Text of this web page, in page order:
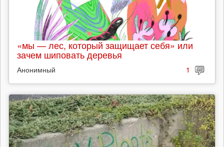
«мы — лес, который защищает себя» или
зачем шиповать деревья
Анонимный 1